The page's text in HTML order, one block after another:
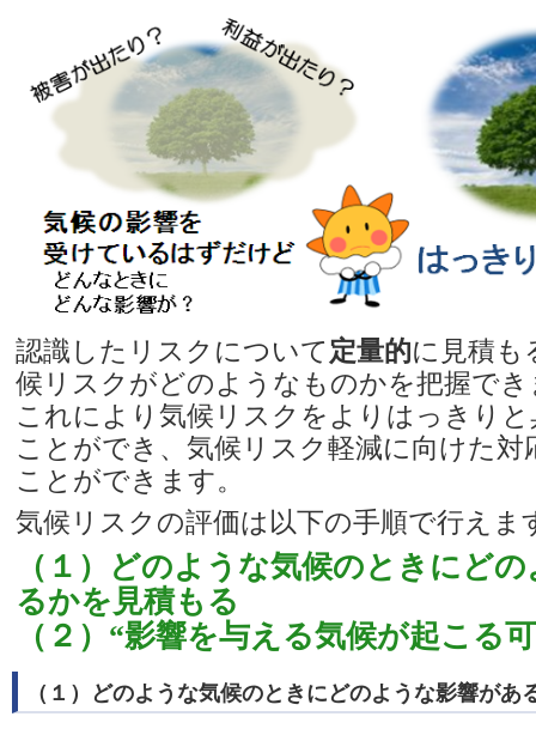
認識したリスクについて 定量的に見積も
候リスクがどのようなものかを把握でき
これにより気候リスクをよりはっきり
ことができ、気候リスク軽減に向けた
ことができます。
気候リスクの評価は以下の手順で行えま
（１）どのような気候のときにど
るかを見積もる
（２）“影響を与える気候が起こる
（１）どのような気候のときにどのような影響があ